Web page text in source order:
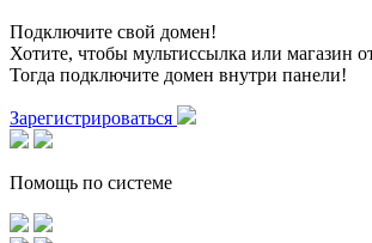
Подключите свой домен!
Хотите, чтобы мультиссылка или магазин
Тогда подключите домен внутри панели!
Зарегистрироваться
Помощь по системе